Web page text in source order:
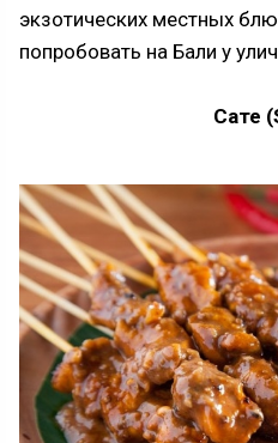
экзотических местных
попробовать на Бали у
Сате